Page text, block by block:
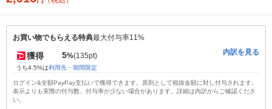
お買い物でもらえる特典最大付与率11%
獲得 5%(135pt)
うち4.5%は利用先・期間限定
内訳を見る
ログイン&全額PayPay支払いで獲得できます。原則として税抜金額に対し付与されます。
表示よりも実際の付与数、付与率が少ない場合があります。詳細は内訳からご確認くださ
い。